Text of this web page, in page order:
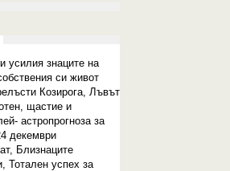
усилия знаците на
си живот
Козирога, Лъвът
щастие и
астропрогноза за
декември
Близнаците
Тотален успех за